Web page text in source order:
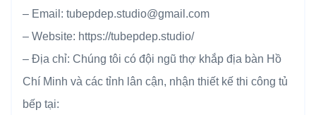
– Email: tubepdep.studio@gmail.com
– Website: https://tubepdep.studio/
– Địa chỉ: Chúng tôi có đội ngũ thợ khắp địa bàn Hồ
Chí Minh và các tỉnh lân cận, nhận thiết kế thi công tủ
bếp tại: